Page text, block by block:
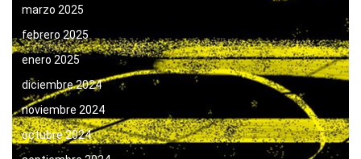
marzo 2025
febrero 2025
enero 2025
diciembre 2024
noviembre 2024
octubre 2024